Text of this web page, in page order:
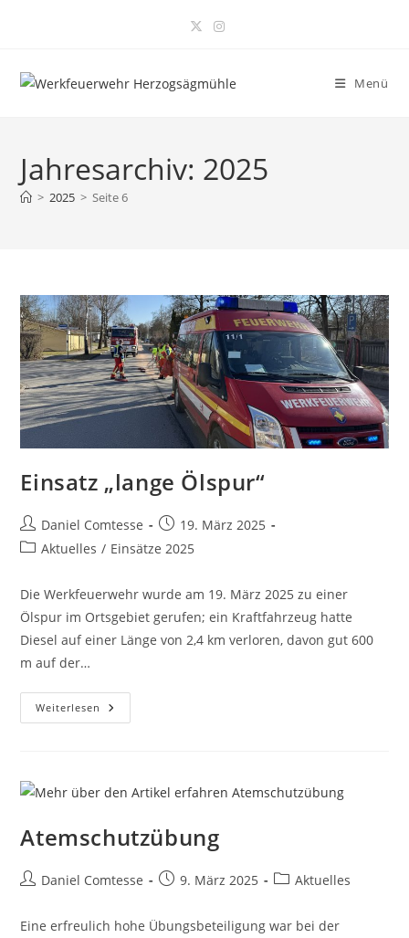
Menü
Jahresarchiv: 2025
> 2025 > Seite 6
Einsatz „lange Ölspur“
Beitrags-
Autor:
Daniel Comtesse
Beitrag
veröffentlicht:
19. März 2025
Beitrags-
Aktuelles / Einsätze 2025
Die Werkfeuerwehr wurde am 19. März 2025 zu einer
Ölspur im Ortsgebiet gerufen; ein Kraftfahrzeug hatte
Diesel auf einer Länge von 2,4 km verloren, davon gut 600
m auf der…
Weiterlesen Einsatz
„lange
Atemschutzübung
Beitrags-
Daniel Comtesse
Beitrag9. März 2025
Beitrags-
Aktuelles
Eine erfreulich hohe Übungsbeteiligung war bei der